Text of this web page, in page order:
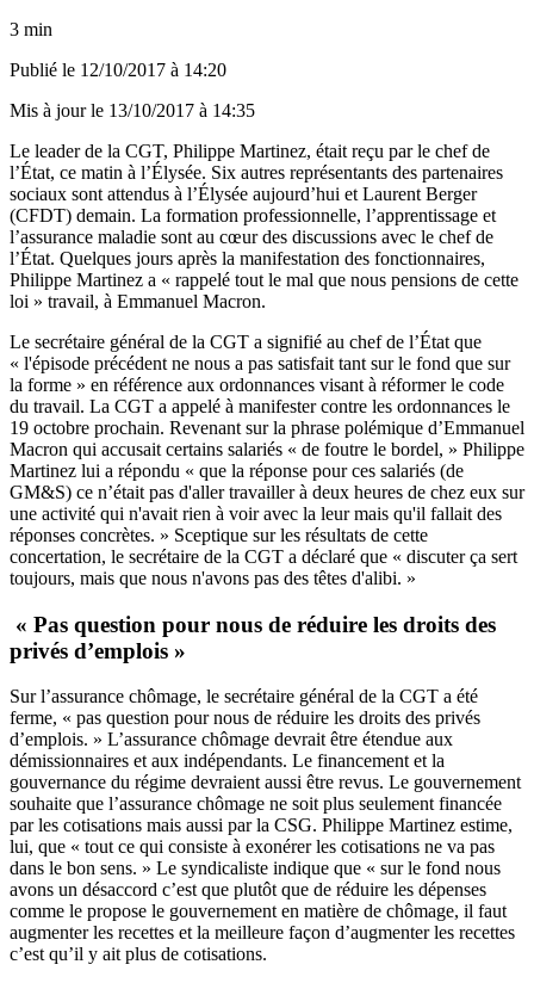
3 min
Publié le 12/10/2017 à 14:20
Mis à jour le 13/10/2017 à 14:35
Le leader de la CGT, Philippe Martinez, était reçu par le chef de
l’État, ce matin à l’Élysée. Six autres représentants des partenaires
sociaux sont attendus à l’Élysée aujourd’hui et Laurent Berger
(CFDT) demain. La formation professionnelle, l’apprentissage et
l’assurance maladie sont au cœur des discussions avec le chef de
l’État. Quelques jours après la manifestation des fonctionnaires,
Philippe Martinez a « rappelé tout le mal que nous pensions de cette
loi » travail, à Emmanuel Macron.
Le secrétaire général de la CGT a signifié au chef de l’État que
« l'épisode précédent ne nous a pas satisfait tant sur le fond que sur
la forme » en référence aux ordonnances visant à réformer le code
du travail. La CGT a appelé à manifester contre les ordonnances le
19 octobre prochain. Revenant sur la phrase polémique d’Emmanuel
Macron qui accusait certains salariés « de foutre le bordel, » Philippe
Martinez lui a répondu « que la réponse pour ces salariés (de
GM&S) ce n’était pas d'aller travailler à deux heures de chez eux sur
une activité qui n'avait rien à voir avec la leur mais qu'il fallait des
réponses concrètes. » Sceptique sur les résultats de cette
concertation, le secrétaire de la CGT a déclaré que « discuter ça sert
toujours, mais que nous n'avons pas des têtes d'alibi. »
« Pas question pour nous de réduire les droits des
privés d’emplois »
Sur l’assurance chômage, le secrétaire général de la CGT a été
ferme, « pas question pour nous de réduire les droits des privés
d’emplois. » L’assurance chômage devrait être étendue aux
démissionnaires et aux indépendants. Le financement et la
gouvernance du régime devraient aussi être revus. Le gouvernement
souhaite que l’assurance chômage ne soit plus seulement financée
par les cotisations mais aussi par la CSG. Philippe Martinez estime,
lui, que « tout ce qui consiste à exonérer les cotisations ne va pas
dans le bon sens. » Le syndicaliste indique que « sur le fond nous
avons un désaccord c’est que plutôt que de réduire les dépenses
comme le propose le gouvernement en matière de chômage, il faut
augmenter les recettes et la meilleure façon d’augmenter les recettes
c’est qu’il y ait plus de cotisations.